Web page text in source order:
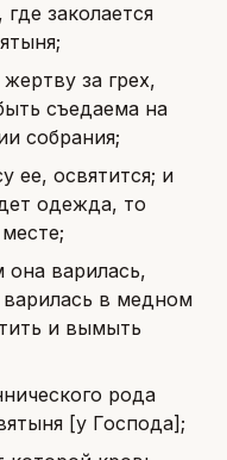
заколается
за грех,
съедаема на
собрания;
ее, освятится; и
одежда, то
она варилась,
в медном
и вымыть
рода
[у Господа];